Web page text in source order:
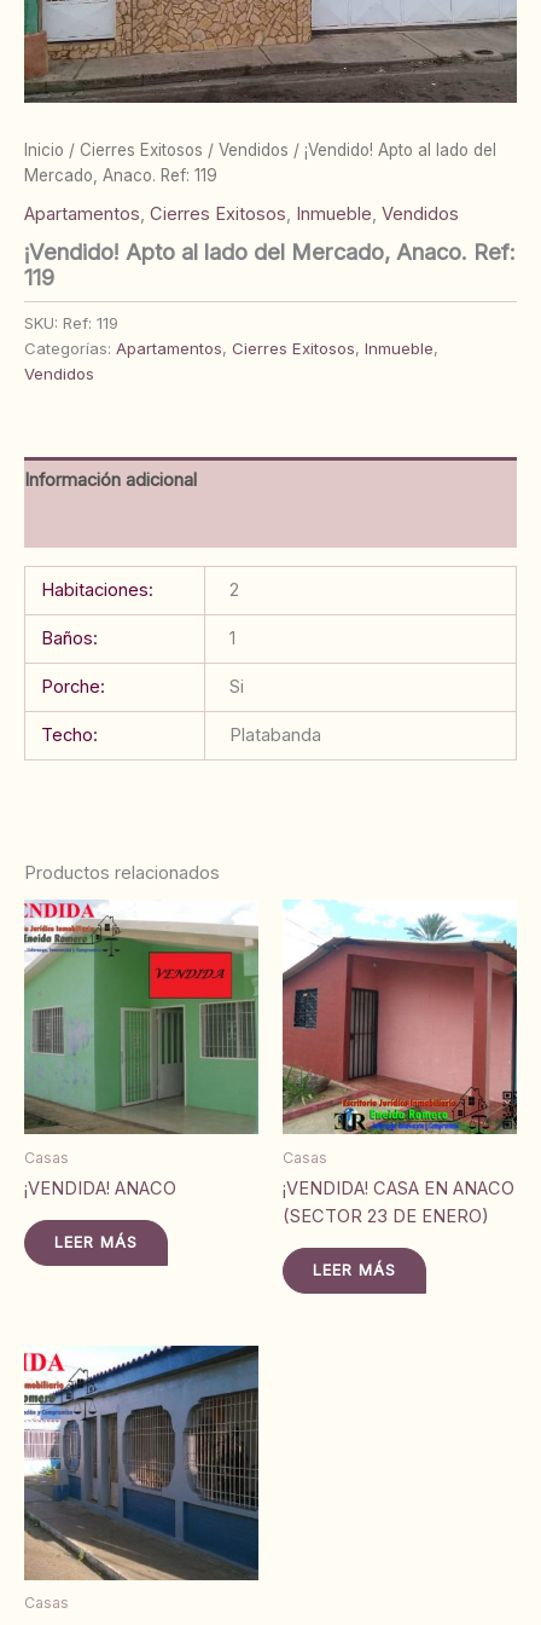
Inicio / Cierres Exitosos / Vendidos / ¡Vendido! Apto al lado del
Mercado, Anaco. Ref: 119
Apartamentos, Cierres Exitosos, Inmueble, Vendidos
¡Vendido! Apto al lado del Mercado, Anaco. Ref:
119
SKU: Ref: 119
Categorías: Apartamentos, Cierres Exitosos, Inmueble,
Vendidos
Información adicional
Habitaciones: 2
Baños: 1
Porche: Si
Techo: Platabanda
Productos relacionados
Casas
¡VENDIDA! ANACO
LEER MÁS
Casas
¡VENDIDA! CASA EN ANACO
(SECTOR 23 DE ENERO)
LEER MÁS
Casas